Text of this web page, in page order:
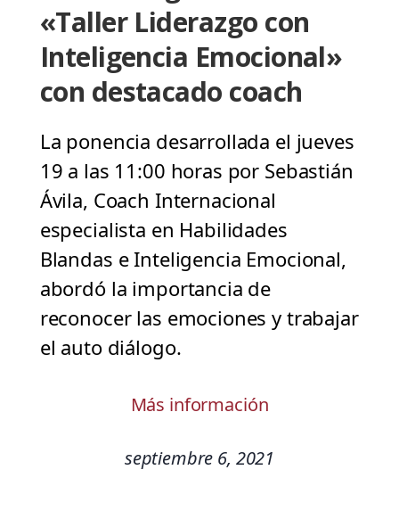
«Taller Liderazgo con
Inteligencia Emocional»
con destacado coach
La ponencia desarrollada el jueves
19 a las 11:00 horas por Sebastián
Ávila, Coach Internacional
especialista en Habilidades
Blandas e Inteligencia Emocional,
abordó la importancia de
reconocer las emociones y trabajar
el auto diálogo.
Más información
septiembre 6, 2021